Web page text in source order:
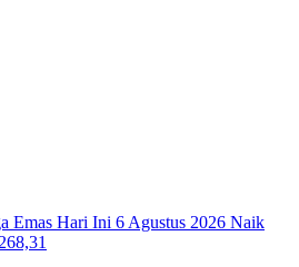
Emas Hari Ini 6 Agustus 2026 Naik